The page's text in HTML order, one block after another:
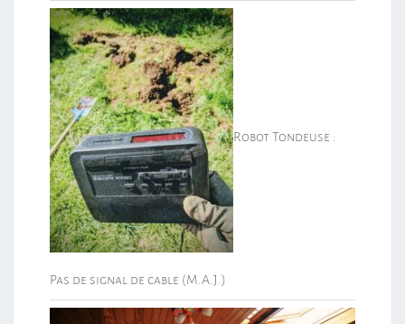
Robot Tondeuse :
Pas de signal de cable (M.A.J.)